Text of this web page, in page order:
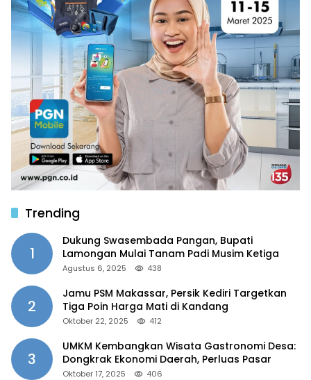
Trending
1
Dukung Swasembada Pangan, Bupati
Lamongan Mulai Tanam Padi Musim Ketiga
Agustus 6, 2025 438
2
Jamu PSM Makassar, Persik Kediri Targetkan
Tiga Poin Harga Mati di Kandang
Oktober 22, 2025 412
3
UMKM Kembangkan Wisata Gastronomi Desa:
Dongkrak Ekonomi Daerah, Perluas Pasar
Oktober 17, 2025 406